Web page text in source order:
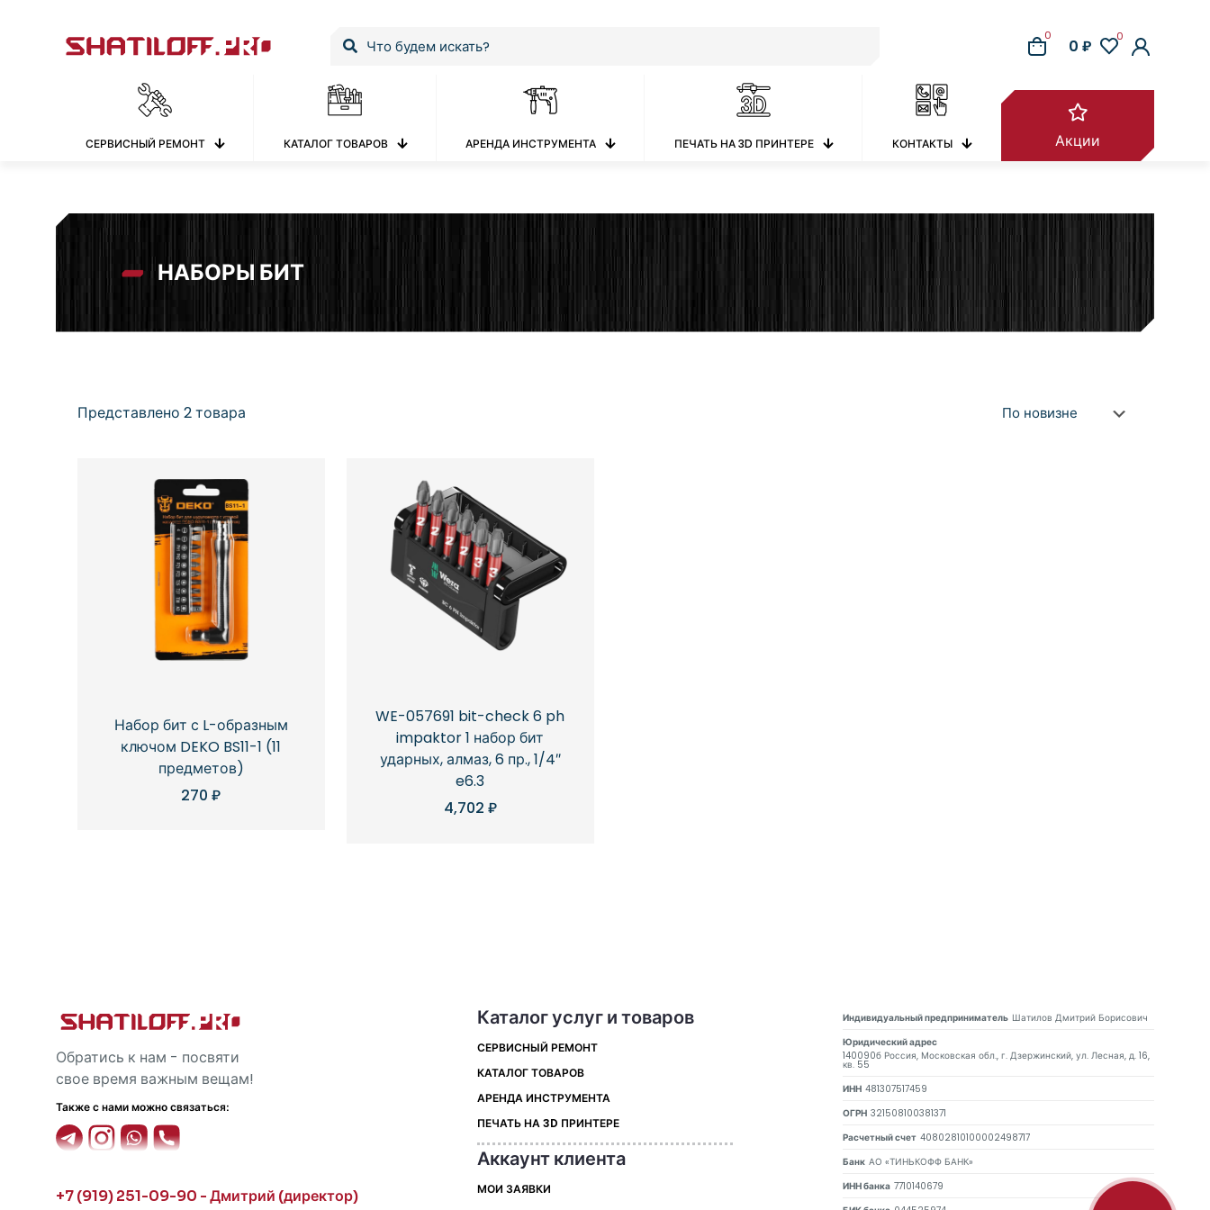
0
0 ₽ 0
СЕРВИСНЫЙ РЕМОНТ КАТАЛОГ ТОВАРОВ АРЕНДА ИНСТРУМЕНТА ПЕЧАТЬ НА 3D ПРИНТЕРЕ КОНТАКТЫ Акции
НАБОРЫ БИТ
Представлено 2 товара
Набор бит с L-образным
ключом DEKO BS11-1 (11
предметов)
270₽
WE-057691 bit-check 6 ph
impaktor 1 набор бит
ударных, алмаз, 6 пр., 1/4″
e6.3
4,702 ₽
Обратись к нам - посвяти
свое время важным вещам!
Также с нами можно связаться:
+7 (919) 251-09-90 - Дмитрий (директор)
Каталог услуг и товаров
СЕРВИСНЫЙ РЕМОНТ
КАТАЛОГ ТОВАРОВ
АРЕНДА ИНСТРУМЕНТА
ПЕЧАТЬ НА 3D ПРИНТЕРЕ
Аккаунт клиента
МОИ ЗАЯВКИ
Индивидуальный предприниматель Шатилов Дмитрий Борисович
Юридический адрес
140090б Россия, Московская обл., г. Дзержинский, ул. Лесная, д. 16,
кв. 55
ИНН 481307517459
ОГРН 321508100381371
Расчетный счет 40802810100002498717
Банк АО «ТИНЬКОФФ БАНК»
ИНН банка 7710140679